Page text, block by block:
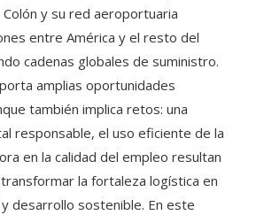
y su red aeroportuaria
entre América y el resto del
cadenas globales de suministro.
amplias oportunidades
también implica retos: una
responsable, el uso eficiente de la
en la calidad del empleo resultan
la fortaleza logística en
desarrollo sostenible. En este